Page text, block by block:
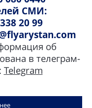
СМИ:
20 99
об
в телеграм-
Telegram